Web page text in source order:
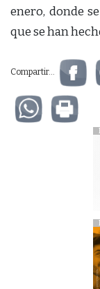
enero, donde
que se han
Compartir...